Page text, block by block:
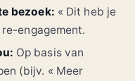
bezoek: « Dit heb je
engagement.
Op basis van
(bijv. « Meer